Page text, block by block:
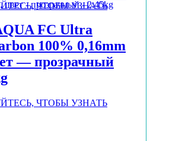
ЧТОБЫ УЗНАТЬ
FC Ultra
100% 0,16mm
— прозрачный
ЧТОБЫ УЗНАТЬ